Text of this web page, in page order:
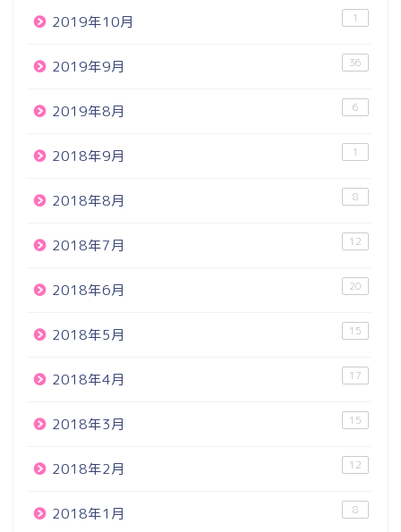
2019年10月 1
2019年9月 36
2019年8月 6
2018年9月 1
2018年8月 8
2018年7月 12
2018年6月 20
2018年5月 15
2018年4月 17
2018年3月 15
2018年2月 12
2018年1月 8